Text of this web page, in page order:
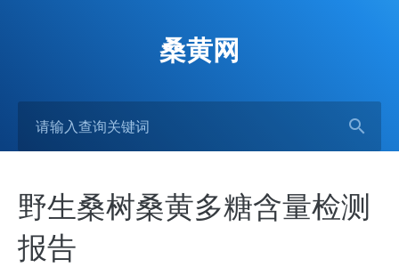
桑黄网
野生桑树桑黄多糖含量检测
报告